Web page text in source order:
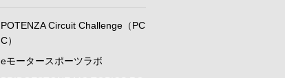
POTENZA Circuit Challenge（PC
C）
eモータースポーツラボ